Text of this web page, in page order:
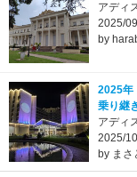
アディ
2025/
by
2025年
乗り継
アディ
2025/
by まさ